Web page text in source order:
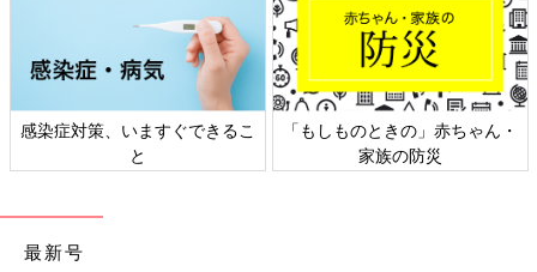
感染症対策、いますぐできるこ
と
「もしものときの」赤ちゃん・
家族の防災
最新号